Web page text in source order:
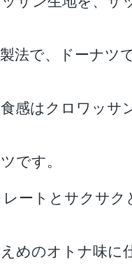
法で、ドーナツ
感はクロワッサ
です。
ートとサクサク
めのオトナ味に